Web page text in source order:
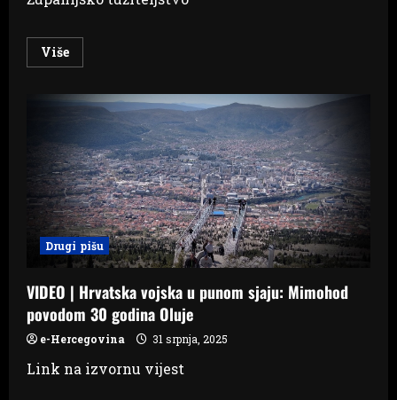
VišeRead
more
optužnica
protiv
muškarca
Gruda
zbog
prijetnji
policajcu
Drugi pišu
VIDEO | Hrvatska vojska u punom sjaju: Mimohod
povodom 30 godina Oluje
e-Hercegovina 31 srpnja, 2025
Link na izvornu vijest